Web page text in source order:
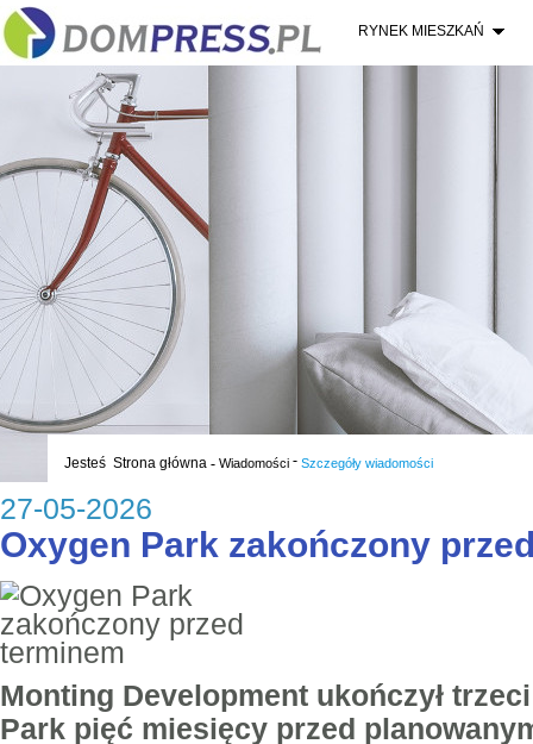
RYNEK MIESZKAŃ
Jesteś Strona główna - Wiadomości - Szczegóły wiadomości
27-05-2026
Oxygen Park zakończony
Monting Development ukończył
Park pięć miesięcy przed